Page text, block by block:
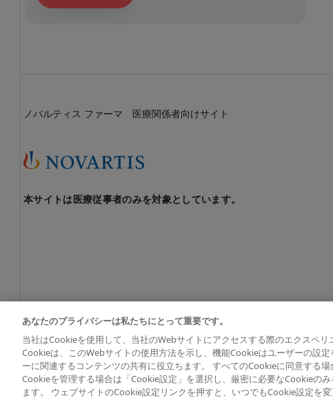
ノバルティス ファーマ 医療関係者向けサイト
本サイトは医療従事者のみを対象としています。
© 2026 Novartis Pharma K.K. All rights reserved except where
あなたのプライバシーは私たちにとって重要です。
当社はCookieを使用して、当社のWebサイトにアクセスする際のエクスペ
Cookieは、このWebサイトの使用方法を示し、機能Cookieはユーザーの設
ーに関連するコンテンツの共有に役立ちます。 すべてのCookieに同意する
Cookieを管理する場合は「Cookie設定」を選択し、厳密に必要なCookieの
ます。 ウェブサイトのCookie設定リンクを押すと、いつでもCookie設定を変